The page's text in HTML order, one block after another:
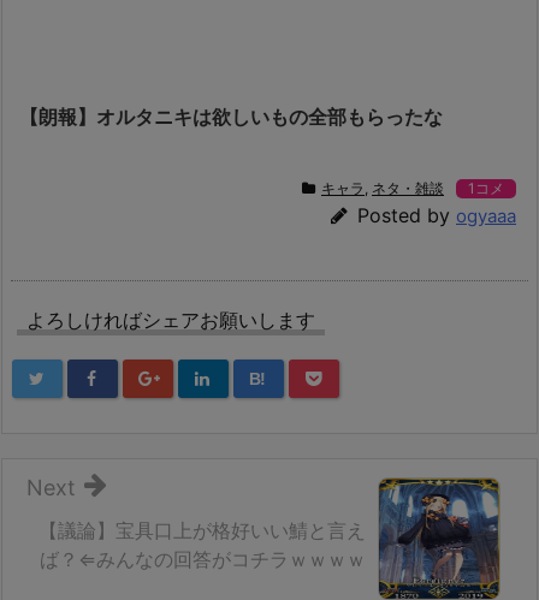
【朗報】オルタニキは欲しいもの全部もらったな
キャラ , ネタ・雑談 1コメ
Posted by ogyaaa
よろしければシェアお願いします
B!
【議論】宝具口上が格好いい鯖と言え
ば？⇐みんなの回答がコチラｗｗｗｗ
Next